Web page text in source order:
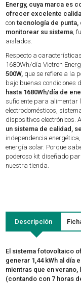
Energy, cuya marca es
ofrecer excelente
contecnología de punta,
monitorear su sistema,
aislados.
Respecto a
1680Wh/día Victron
500W, que se refiere a la
bajo buenas condiciones
hasta 1680Wh/día de
suficiente para alimentar
electrodomésticos,
dispositivos electrónicos.
un sistema de calidad,
independencia
energía solar. Porque
poderoso kit diseñado
nuestra tienda.
Descripción
El sistema fotovoltaico
generar 1,44 kWh al día
mientras que en verano,
(contando con 7 horas